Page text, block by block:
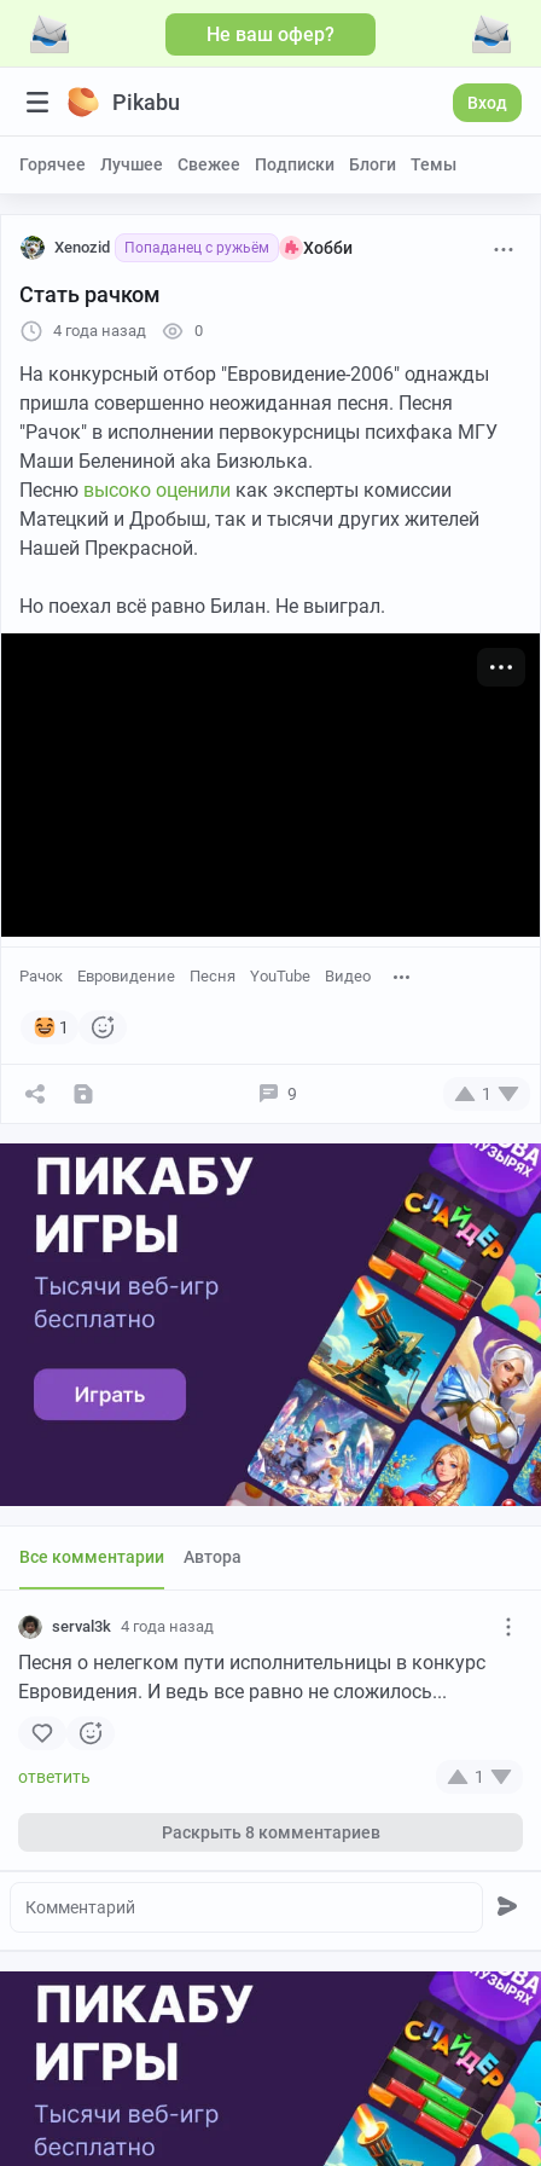
Не ваш офер?
Pikabu Вход
Горячее Лучшее Свежее Подписки Блоги Темы
Xenozid Попаданец с ружьём Хобби
Стать рачком
4 года назад 0
На конкурсный отбор "Евровидение-2006" однажды
пришла совершенно неожиданная песня. Песня
"Рачок" в исполнении первокурсницы психфака МГУ
Маши Белениной aka Бизюлька.
Песню высоко оценили как эксперты комиссии
Матецкий и Дробыш, так и тысячи других жителей
Нашей Прекрасной.
Но поехал всё равно Билан. Не выиграл.
Рачок Евровидение Песня YouTube Видео
1
9 1
Все комментарии Автора
serval3k 4 года назад
Песня о нелегком пути исполнительницы в конкурс
Евровидения. И ведь все равно не сложилось...
1
Раскрыть8 комментариев
Больше видео